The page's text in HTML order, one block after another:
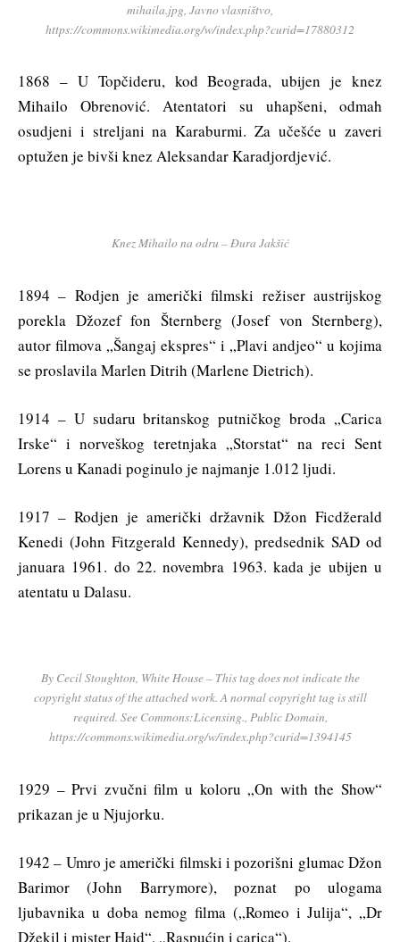
mihaila.jpg, Javno vlasništvo,
https://commons.wikimedia.org/w/index.php?curid=17880312
1868 – U Topčideru, kod Beograda, ubijen je knez
Mihailo Obrenović. Atentatori su uhapšeni, odmah
osudjeni i streljani na Karaburmi. Za učešće u zaveri
optužen je bivši knez Aleksandar Karadjordjević.
Knez Mihailo na odru – Đura Jakšić
1894 – Rodjen je američki filmski režiser austrijskog
porekla Džozef fon Šternberg (Josef von Sternberg),
autor filmova „Šangaj ekspres“ i „Plavi andjeo“ u kojima
se proslavila Marlen Ditrih (Marlene Dietrich).
1914 – U sudaru britanskog putničkog broda „Carica
Irske“ i norveškog teretnjaka „Storstat“ na reci Sent
Lorens u Kanadi poginulo je najmanje 1.012 ljudi.
1917 – Rodjen je američki državnik Džon Ficdžerald
Kenedi (John Fitzgerald Kennedy), predsednik SAD od
januara 1961. do 22. novembra 1963. kada je ubijen u
atentatu u Dalasu.
By Cecil Stoughton, White House – This tag does not indicate the
copyright status of the attached work. A normal copyright tag is still
required. See Commons:Licensing., Public Domain,
https://commons.wikimedia.org/w/index.php?curid=1394145
1929 – Prvi zvučni film u koloru „On with the Show“
prikazan je u Njujorku.
1942 – Umro je američki filmski i pozorišni glumac Džon
Barimor (John Barrymore), poznat po ulogama
ljubavnika u doba nemog filma („Romeo i Julija“, „Dr
Džekil i mister Hajd“, „Raspućin i carica“).